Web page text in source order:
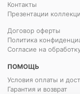
Контакты
Презентации
Договор оферты
Политика
Согласие на
ПОМОЩЬ
Условия оплаты и
Гарантия и возврат